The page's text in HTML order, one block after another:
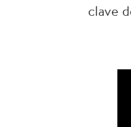
clave